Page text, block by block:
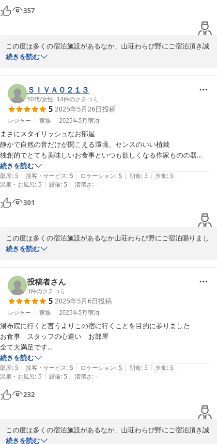
357
この度は多くの宿泊施設があるなか、山荘わらび野にご宿泊頂き誠
に有難うございます。
気分も疲れもスッキリとの事で、ごゆっくりとおくつろぎいただけ
た様で何よりでございます。
また「今までに宿泊した数ある宿の中で、1番自分好みでした」、
「また由布院へ行く事があったら迷わず、わらび野さんにお世話に
なりたいです」とのお言葉まで頂戴し嬉しい限りでございます。
またお会いできますよう、努めてまいりますので、湯布院にいらし
た際はお立ち寄りくださいませ。
それではスタッフ一同またのお越しを心よりお待ち申し上げており
ます。
2025-06-12
続きを読む
ＳＩＶＡ０２１３
50代/女性 | 14件のクチコミ
5 2025年5月26日投稿
レジャー 家族 2025年5月宿泊
まさにスタイリッシュなお部屋
静かで自然の音だけが聞こえる環境、センスのいい植栽
独創的でとても美味しいお食事といつも欲しくなる作家ものの器
優しいスタッフさん
床暖房と締め切りもできる半露天
本当に大好きなお宿です。
続きを読む
部屋: 5 | 接客・サービス: 5 | ロケーション: 5 | 朝食: 5 | 夕食: 5 |
温泉・お風呂: 5 | 設備: 5 | 清潔さ: -
301
この度は多くの宿泊施設があるなか山荘わらび野にご宿泊賜りまし
て誠に有難うございます。
私共の空間や食事、陶器に至るまで共感していただき、ありがとう
ございます。滞在中はお楽しみいただけた様で何よりでございま
す。
また、「本当に大好きなお宿です」と仰っていただけたのは、私共
にとって最も嬉しいお言葉でございます。
SIVA0213様にまたお会いできますよう、努めてまいりますので、
湯布院にいらした際はお立ち寄りくださいませ。
それではスタッフ一同またのお越しを心よりお待ち申し上げており
ます。
2025-05-30
続きを読む
投稿者さん
3件のクチコミ
5 2025年5月6日投稿
レジャー 家族 2025年5月宿泊
湯布院に行くと言うよりこの宿に行くことを目的に参りました
お食事　スタッフの心遣い　お部屋
全て大満足です
日本のサービスの素晴らしさを堪能しました
手入れされたお庭
フロントの空気までも心が躍りました
続きを読む
部屋: 5 | 接客・サービス: 5 | ロケーション: 5 | 朝食: 5 | 夕食: 5 |
温泉・お風呂: 5 | 設備: 5 | 清潔さ: -
232
この度は多くの宿泊施設があるなか、山荘わらび野にご宿泊頂き誠
に有難うございます。
続きを読む